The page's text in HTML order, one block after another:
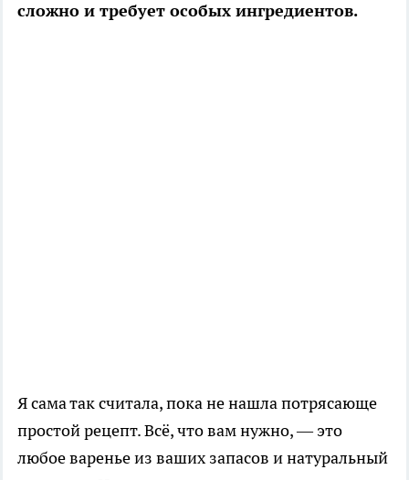
сложно и требует особых ингредиентов.
Я сама так считала, пока не нашла потрясающе
простой рецепт. Всё, что вам нужно, — это
любое варенье из ваших запасов и натуральный